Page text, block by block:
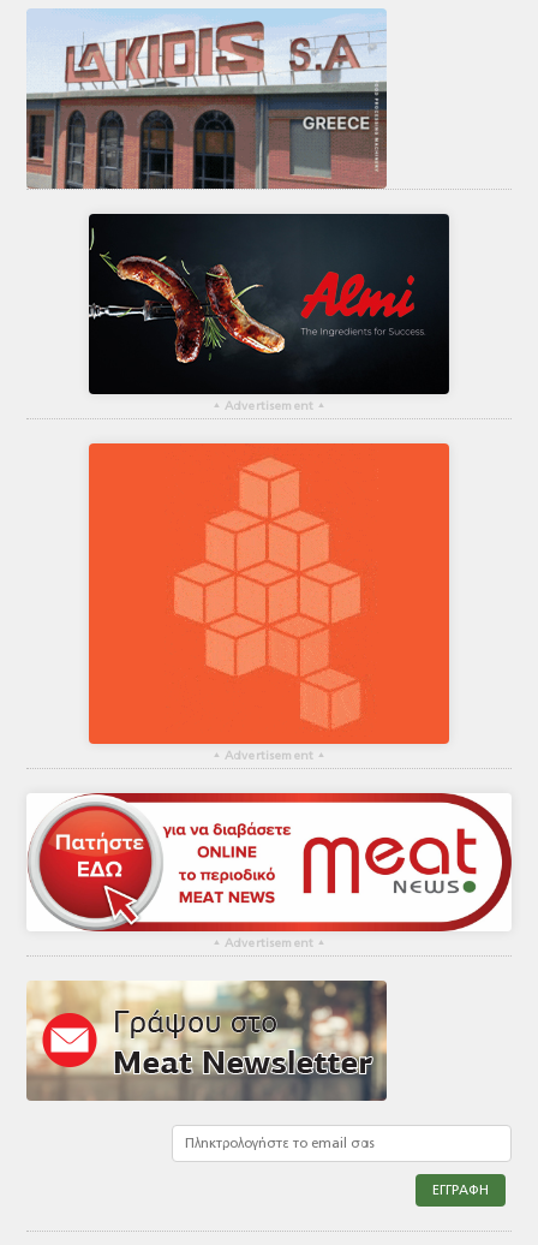
▴ Advertisement ▴
▴ Advertisement ▴
▴ Advertisement ▴